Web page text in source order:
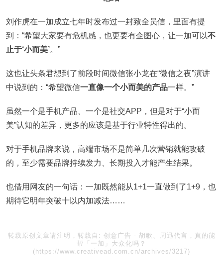
刘作虎在一加成立七年时发布过一封致全员信，里面有提
到：“希望大家要有危机感，也更要有企图心，让一加可以不
止于‘小而美’。”
这也让头条君想到了前段时间微信张小龙在“微信之夜”演讲
中说到的：“希望微信一直像一个小而美的产品一样。”
虽然一个是手机产品、一个是社交APP，但是对于“小而
美”认知的差异，更多的应该是基于行业特性得出的。
对于手机品牌来说，高端市场不是简单几次营销就能攻破
的，至少需要品牌持续发力、长期投入才能产生结果。
也借用网友的一句话：一加既然能从1+1一直做到了1+9，也
期待它明年突破十以内加减法……
转载原创文章请注明，转载自: 创意广告 - 胡歌、周迅代言，真的能
帮「一加」大众化吗？
(https://www.creativead.com.cn/archives/3217)